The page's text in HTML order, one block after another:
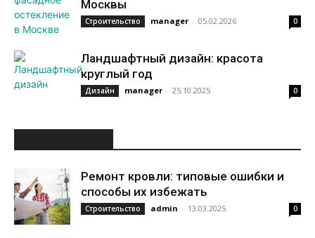
Москвы
Строительство manager - 05.02.2026 0
Ландшафтный дизайн: красота
круглый год
Дизайн manager - 25.10.2025 0
Ремонт кровли: типовые ошибки и
способы их избежать
Строительство admin - 13.03.2025 0